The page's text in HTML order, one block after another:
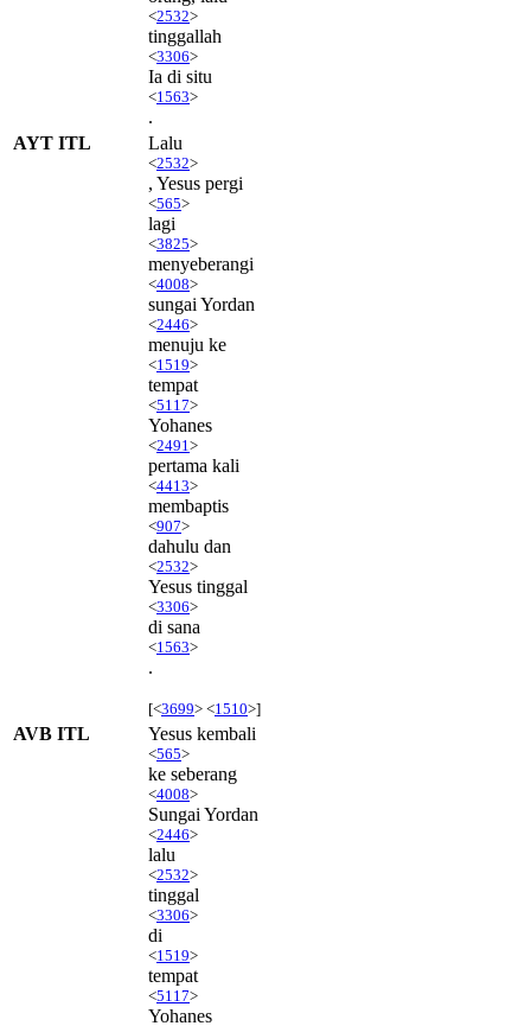
<2532>
tinggallah
<3306>
Ia di situ
<1563>
.
AYT ITL
Lalu
<2532>
, Yesus pergi
<565>
lagi
<3825>
menyeberangi
<4008>
sungai Yordan
<2446>
menuju ke
<1519>
tempat
<5117>
Yohanes
<2491 >
pertama kali
<4413>
membaptis
<907>
dahulu dan
<2532>
Yesus tinggal
<3306>
di sana
<1563>
.
[<3699> <1510>]
AVB ITL Yesus kembali
<565>
ke seberang
<4008>
Sungai Yordan
<2446>
lalu
<2532>
tinggal
<3306>
di
<1519>
tempat
<5117>
Yohanes